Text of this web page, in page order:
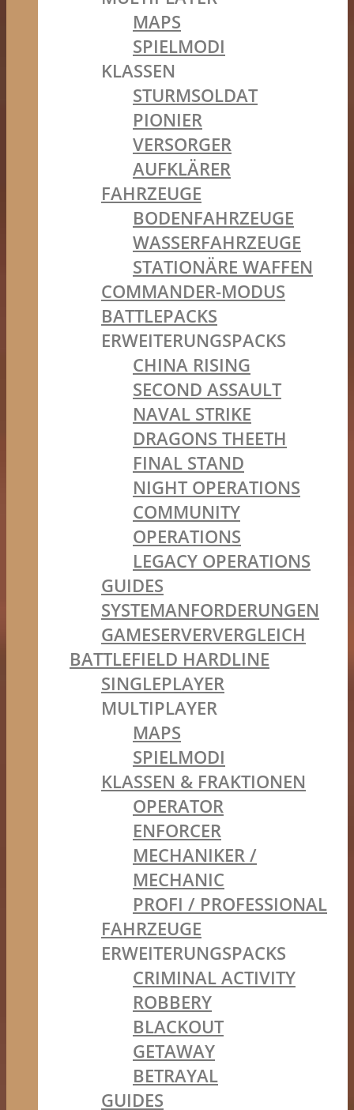
MAPS
SPIELMODI
KLASSEN
STURMSOLDAT
PIONIER
VERSORGER
AUFKLÄRER
FAHRZEUGE
BODENFAHRZEUGE
WASSERFAHRZEUGE
STATIONÄRE WAFFEN
COMMANDER-MODUS
BATTLEPACKS
ERWEITERUNGSPACKS
CHINA RISING
SECOND ASSAULT
NAVAL STRIKE
DRAGONS THEETH
FINAL STAND
NIGHT OPERATIONS
COMMUNITY
OPERATIONS
LEGACY OPERATIONS
GUIDES
SYSTEMANFORDERUNGEN
GAMESERVERVERGLEICH
BATTLEFIELD HARDLINE
SINGLEPLAYER
MULTIPLAYER
MAPS
SPIELMODI
KLASSEN & FRAKTIONEN
OPERATOR
ENFORCER
MECHANIKER /
MECHANIC
PROFI / PROFESSIONAL
FAHRZEUGE
ERWEITERUNGSPACKS
CRIMINAL ACTIVITY
ROBBERY
BLACKOUT
GETAWAY
BETRAYAL
GUIDES